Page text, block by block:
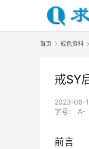
首页 戒色资料
戒SY
2023-06-
字号:
A-
前言